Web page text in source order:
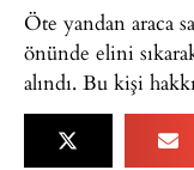
Öte yandan araca
önünde elini
alındı. Bu kişi